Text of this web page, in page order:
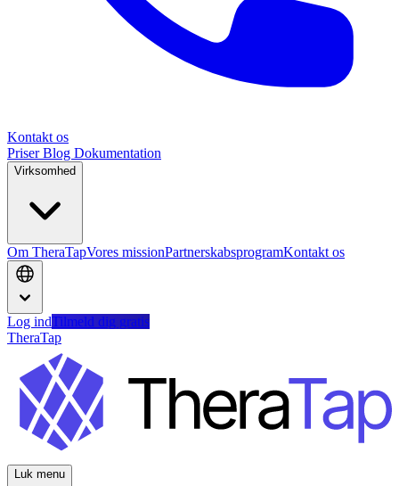
Kontakt os
PriserBlog Dokumentation
Virksomhed
Om TheraTapVores missionPartnerskabsprogramKontakt os
Log indTilmeld dig gratis
TheraTap
Luk menu